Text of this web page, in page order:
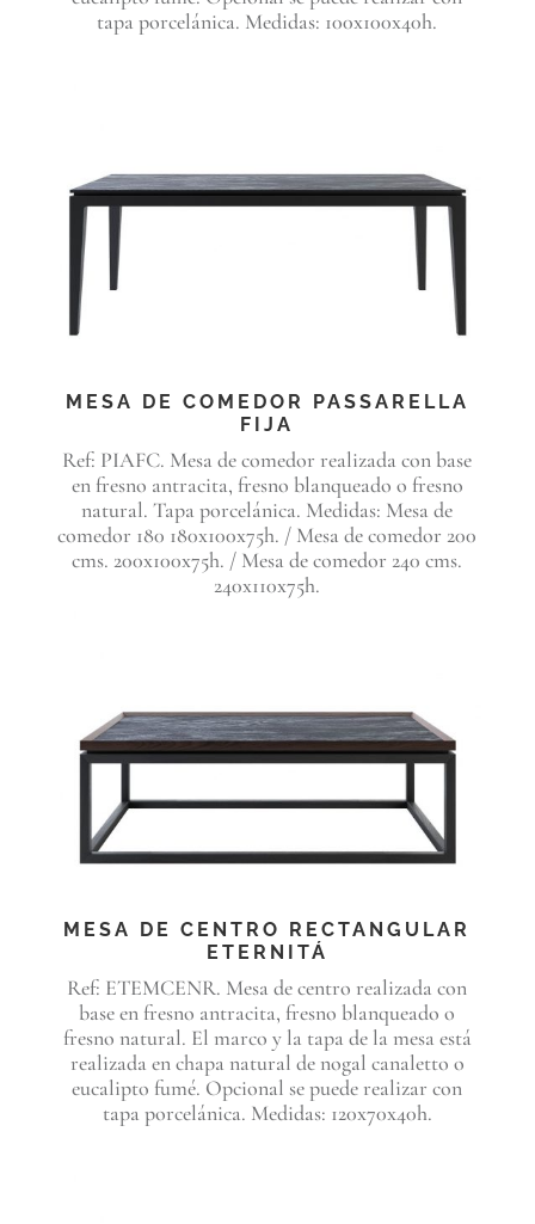
tapa porcelánica. Medidas: 100x100x40h.
MESA DE COMEDOR PASSARELLA
FIJA
Ref: PIAFC. Mesa de comedor realizada con base
en fresno antracita, fresno blanqueado o fresno
natural. Tapa porcelánica. Medidas: Mesa de
comedor 180 180x100x75h. / Mesa de comedor 200
cms. 200x100x75h. / Mesa de comedor 240 cms.
240x110x75h.
MESA DE CENTRO RECTANGULAR
ETERNITÁ
Ref: ETEMCENR. Mesa de centro realizada con
base en fresno antracita, fresno blanqueado o
fresno natural. El marco y la tapa de la mesa está
realizada en chapa natural de nogal canaletto o
eucalipto fumé. Opcional se puede realizar con
tapa porcelánica. Medidas: 120x70x40h.